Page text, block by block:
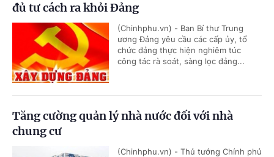
đủ tư cách ra khỏi Đảng
(Chinhphu.vn) - Ban Bí thư Trung
ương Đảng yêu cầu các cấp ủy, tổ
chức đảng thực hiện nghiêm túc
công tác rà soát, sàng lọc đảng...
Tăng cường quản lý nhà nước đối với nhà
chung cư
(Chinhphu.vn) - Thủ tướng Chính phủ